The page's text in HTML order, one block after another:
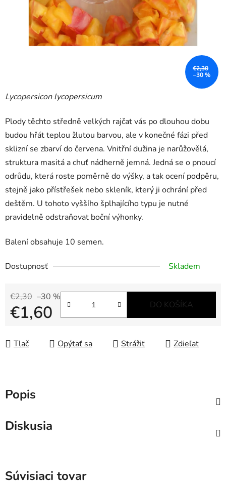
Lycopersicon lycopersicum
Plody těchto středně velkých rajčat vás po dlouhou dobu
budou hřát teplou žlutou barvou, ale v konečné fázi před
sklizní se zbarví do červena. Vnitřní dužina je narůžovělá,
struktura masitá a chuť nádherně jemná. Jedná se o pnoucí
odrůdu, která roste poměrně do výšky, a tak ocení podpěru,
stejně jako přístřešek nebo skleník, který ji ochrání před
deštěm. U tohoto vyššího šplhajícího typu je nutné
pravidelně odstraňovat boční výhonky.
Balení obsahuje 10 semen.
Dostupnosť Skladem
€2,30 –30 %
€1,60 DO KOŠÍKA
Tlač Opýtať sa Strážiť Zdieľať
€2,30
–30 %
Popis
Diskusia
Súvisiaci tovar